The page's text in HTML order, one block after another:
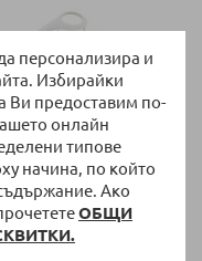
персонализира и
Избирайки
Ви предоставим по-
онлайн
типове
начина, по който
Ако
ОБЩИ